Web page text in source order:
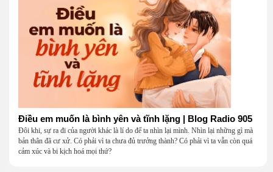
Điều em muốn là bình yên và tĩnh lặng | Blog Radio 905
Đôi khi, sự ra đi của người khác là lí do để ta nhìn lại mình. Nhìn lại những gì mà
bản thân đã cư xử. Có phải vì ta chưa đủ trưởng thành? Có phải vì ta vẫn còn quá
cảm xúc và bi kịch hoá mọi thứ?